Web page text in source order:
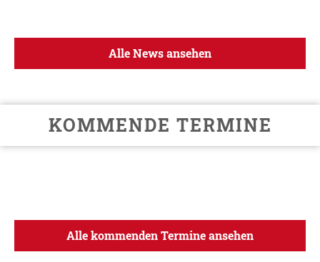
Alle News ansehen
KOMMENDE TERMINE
Alle kommenden Termine ansehen